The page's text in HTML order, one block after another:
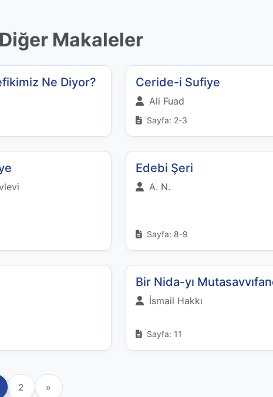
Makaleler
Ne Diyor? Ceride-i Sufiye
Ali Fuad
Sayfa: 2-3
Edebi Şeri
A. N.
Sayfa: 8-9
Bir Nida-yı
İsmail Hakkı
Sayfa: 11
2 »